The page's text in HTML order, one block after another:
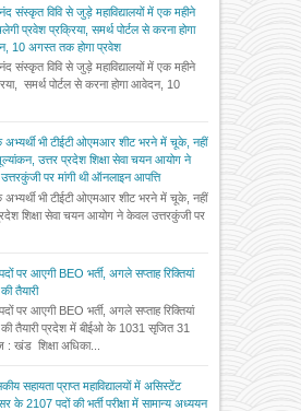
संस्कृत विवि से जुड़े महाविद्यालयों में एक महीने
प्रवेश प्रक्रिया, समर्थ पोर्टल से करना होगा
10 अगस्त तक होगा प्रवेश
संस्कृत विवि से जुड़े महाविद्यालयों में एक महीने
समर्थ पोर्टल से करना होगा आवेदन, 10
अभ्यर्थी भी टीईटी ओएमआर शीट भरने में चूके, नहीं
उत्तर प्रदेश शिक्षा सेवा चयन आयोग ने
पर मांगी थी ऑनलाइन आपत्ति
अभ्यर्थी भी टीईटी ओएमआर शीट भरने में चूके, नहीं
शिक्षा सेवा चयन आयोग ने केवल उत्तरकुंजी पर
पर आएगी BEO भर्ती, अगले सप्ताह रिक्तियां
तैयारी
पर आएगी BEO भर्ती, अगले सप्ताह रिक्तियां
तैयारी प्रदेश में बीईओ के 1031 सृजित 31
: खंड शिक्षा अधिका...
सहायता प्राप्त महाविद्यालयों में असिस्टेंट
के 2107 पदों की भर्ती परीक्षा में सामान्य अध्ययन